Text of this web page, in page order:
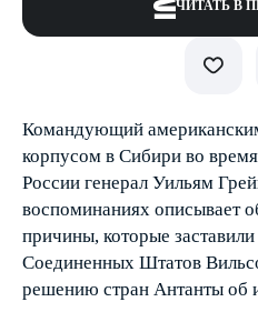
ЧИТАТЬ В
Командующий
корпусом в Сибири во
России генерал Уильям
воспоминаниях описывает
причины, которые
Соединенных Штатов
решению стран Антанты об